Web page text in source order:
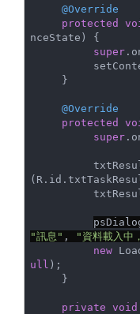
@Override
protected
nceState)
{
super
@Override
protected
super
"訊息" , "資料載入
new
ull );
private void